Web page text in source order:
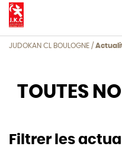
JUDOKAN CL BOULOGNE /
TOUTES
Filtrer les